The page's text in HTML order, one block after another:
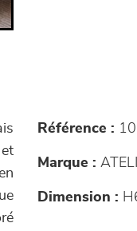
Référence :
Marque :
Dimension :